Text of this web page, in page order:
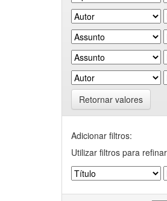
Retornar valores
Adicionar filtros:
Utilizar filtros para